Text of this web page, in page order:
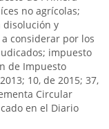
no agrícolas;
disolución y
considerar por los
impuesto
de Impuesto
10, de 2015; 37,
Circular
en el Diario